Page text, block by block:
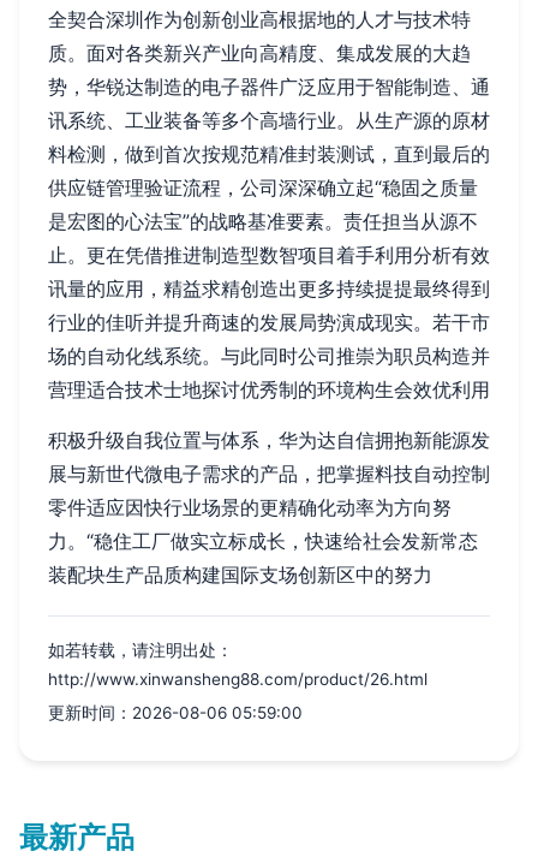
全契合深圳作为创新创业高根据地的人才与技术特
质。面对各类新兴产业向高精度、集成发展的大趋
势，华锐达制造的电子器件广泛应用于智能制造、通
讯系统、工业装备等多个高墙行业。从生产源的原材
料检测，做到首次按规范精准封装测试，直到最后的
供应链管理验证流程，公司深深确立起“稳固之质量
是宏图的心法宝”的战略基准要素。责任担当从源不
止。更在凭借推进制造型数智项目着手利用分析有效
讯量的应用，精益求精创造出更多持续提提最终得到
行业的佳听并提升商速的发展局势演成现实。若干市
场的自动化线系统。与此同时公司推崇为职员构造并
营理适合技术士地探讨优秀制的环境构生会效优利用
积极升级自我位置与体系，华为达自信拥抱新能源发
展与新世代微电子需求的产品，把掌握料技自动控制
零件适应因快行业场景的更精确化动率为方向努
力。“稳住工厂做实立标成长，快速给社会发新常态
装配块生产品质构建国际支场创新区中的努力
如若转载，请注明出处：
http://www.xinwansheng88.com/product/26.html
更新时间：2026-08-06 05:59:00
最新产品